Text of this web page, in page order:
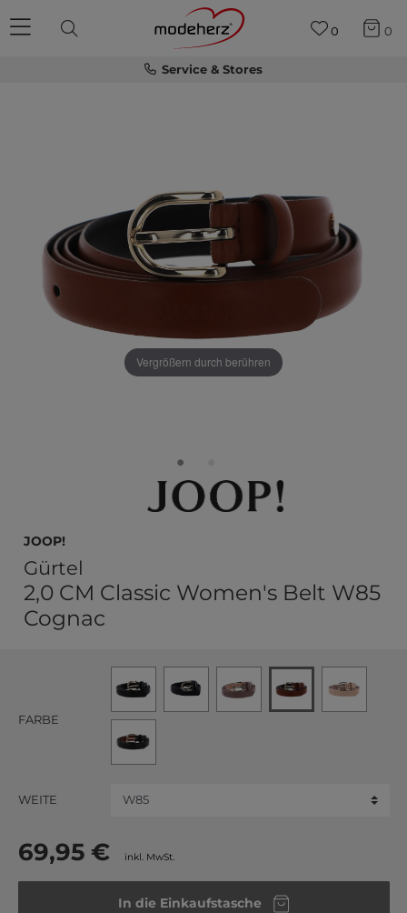
Service & Stores
0 0
Vergrößern durch berühren
JOOP!
Gürtel
2,0 CM Classic Women's Belt W85
Cognac
FARBE
WEITE
69,95 € inkl. MwSt.
In die Einkaufstasche